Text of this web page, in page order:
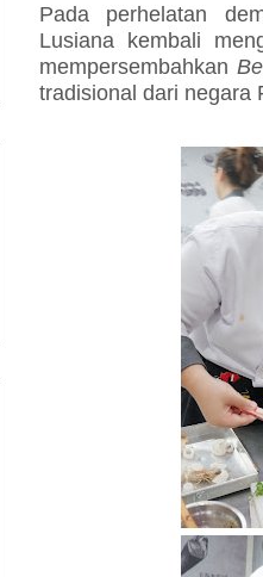
Pada perhelatan
Lusiana kembali
mempersembahkan
tradisional dari negara